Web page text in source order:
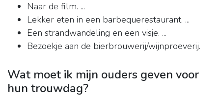
Naar de film. ...
Lekker eten in een barbequerestaurant. ...
Een strandwandeling en een visje. ...
Bezoekje aan de bierbrouwerij/wijnproeverij.
Wat moet ik mijn ouders geven voor
hun trouwdag?